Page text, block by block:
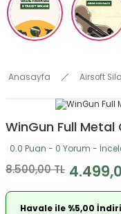
Tabure
Anasayfa Airsoft
WinGun Full
0.0 Puan - 0 Yorum -
8.500,00 TL
Havale ile %5,00